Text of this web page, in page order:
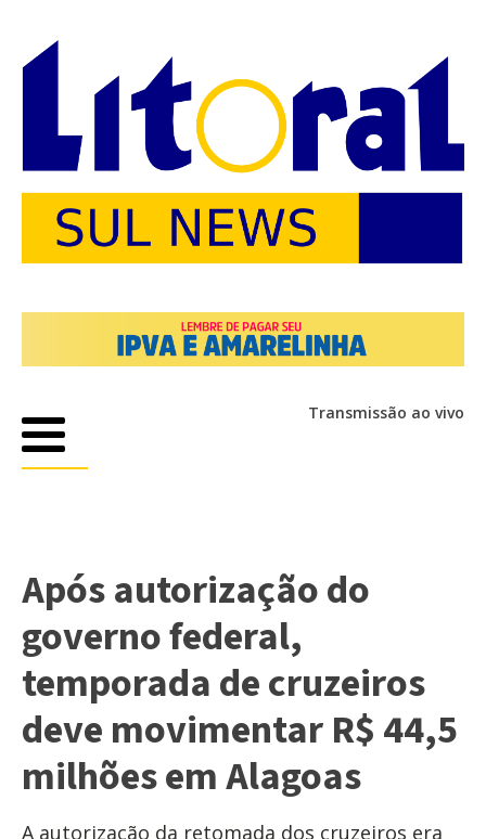
Transmissão ao vivo
Após autorização do
governo federal,
temporada de cruzeiros
deve movimentar R$ 44,5
milhões em Alagoas
A autorização da retomada dos cruzeiros era